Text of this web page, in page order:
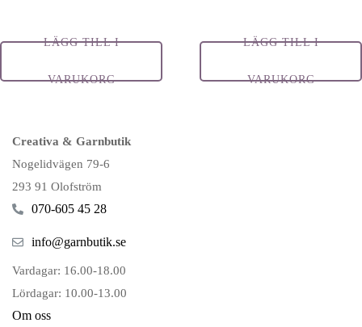
LÄGG TILL I
VARUKORG
LÄGG TILL I
VARUKORG
Creativa & Garnbutik
Nogelidvägen 79-6
293 91 Olofström
070-605 45 28
info@garnbutik.se
Vardagar: 16.00-18.00
Lördagar: 10.00-13.00
Om oss